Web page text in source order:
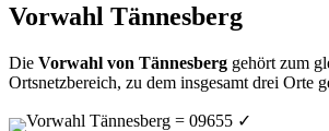
Vorwahl Tännesberg
Die Vorwahl von Tännesberg gehört zum
Ortsnetzbereich, zu dem insgesamt drei Orte
Vorwahl Tännesberg = 09655 ✓